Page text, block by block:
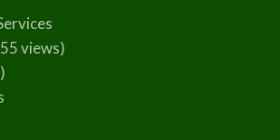
views)